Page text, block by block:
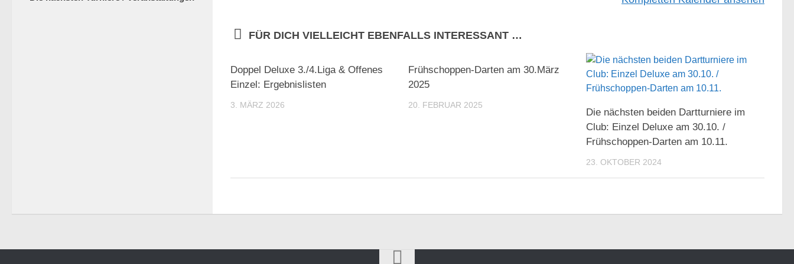
FÜR DICH VIELLEICHT EBENFALLS INTERESSANT …
Doppel Deluxe 3./4.Liga & Offenes
Einzel: Ergebnislisten
3. MÄRZ 2026
Frühschoppen-Darten am 30.März
2025
20. FEBRUAR 2025
Die nächsten beiden Dartturniere im
Club: Einzel Deluxe am 30.10. /
Frühschoppen-Darten am 10.11.
23. OKTOBER 2024